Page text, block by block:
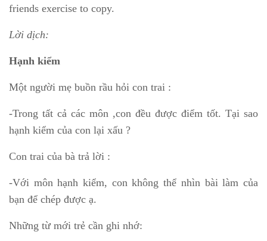
friends exercise to copy.
Lời dịch:
Hạnh kiểm
Một người mẹ buồn rầu hỏi con trai :
-Trong tất cả các môn ,con đều được điểm tốt. Tại sao
hạnh kiểm của con lại xấu ?
Con trai của bà trả lời :
-Với môn hạnh kiểm, con không thể nhìn bài làm của
bạn để chép được ạ.
Những từ mới trẻ cần ghi nhớ: